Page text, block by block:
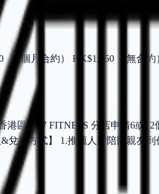
3個月合約） HK$1,050 （無合約
區 24/7 FITNESS 分店申請6或
兌換方式】 1.推薦人需陪同親